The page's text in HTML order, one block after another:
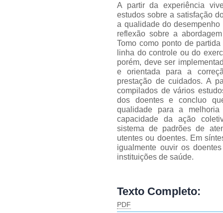
A partir da experiência
estudos sobre a satisfação
a qualidade do
reflexão sobre a
Tomo como ponto de
linha do controle ou do
porém, deve ser
e orientada para a
prestação de cuidados. A
compilados de vários
dos doentes e concluo
qualidade para a
capacidade da ação
sistema de padrões de
utentes ou doentes. Em
igualmente ouvir os
instituições de saúde.
Texto Completo:
PDF